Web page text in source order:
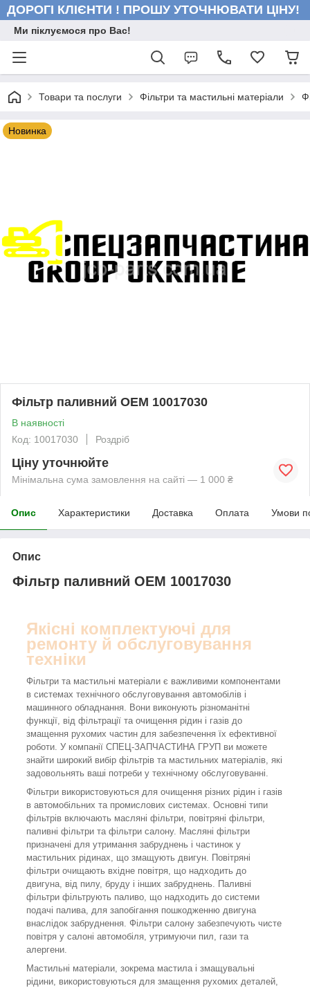
ДОРОГІ КЛІЄНТИ ! ПРОШУ УТОЧНЮВАТИ ЦІНУ!
Ми піклуємося про Вас!
Товари та послуги Фільтри та мастильні матеріали
Новинка
Фільтр паливний OEM 10017030
В наявності
Код: 10017030
Роздріб
Ціну уточнюйте
Мінімальна сума замовлення на сайті — 1 000 ₴
Опис Характеристики Доставка Оплата Умови
Опис
Фільтр паливний OEM 10017030
Якісні комплектуючі для
ремонту й обслуговування
техніки
Фільтри та мастильні матеріали є важливими компонентами
в системах технічного обслуговування автомобілів і
машинного обладнання. Вони виконують різноманітні
функції, від фільтрації та очищення рідин і газів до
змащення рухомих частин для забезпечення їх ефективної
роботи. У компанії СПЕЦ-ЗАПЧАСТИНА ГРУП ви можете
знайти широкий вибір фільтрів та мастильних матеріалів, які
задовольнять ваші потреби у технічному обслуговуванні.
Фільтри використовуються для очищення різних рідин і газів
в автомобільних та промислових системах. Основні типи
фільтрів включають масляні фільтри, повітряні фільтри,
паливні фільтри та фільтри салону. Масляні фільтри
призначені для утримання забруднень і частинок у
мастильних рідинах, що змащують двигун. Повітряні
фільтри очищають вхідне повітря, що надходить до
двигуна, від пилу, бруду і інших забруднень. Паливні
фільтри фільтрують паливо, що надходить до системи
подачі палива, для запобігання пошкодженню двигуна
внаслідок забруднення. Фільтри салону забезпечують чисте
повітря у салоні автомобіля, утримуючи пил, гази та
алергени.
Мастильні матеріали, зокрема мастила і змащувальні
рідини, використовуються для змащення рухомих деталей,